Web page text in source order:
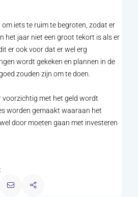
iets te ruim te begroten, zodat er
het jaar niet een groot tekort is als er
er ook voor dat er wel erg
wordt gekeken en plannen in de
zouden zijn om te doen.
voorzichtig met het geld wordt
worden gemaakt waaraan het
door moeten gaan met investeren